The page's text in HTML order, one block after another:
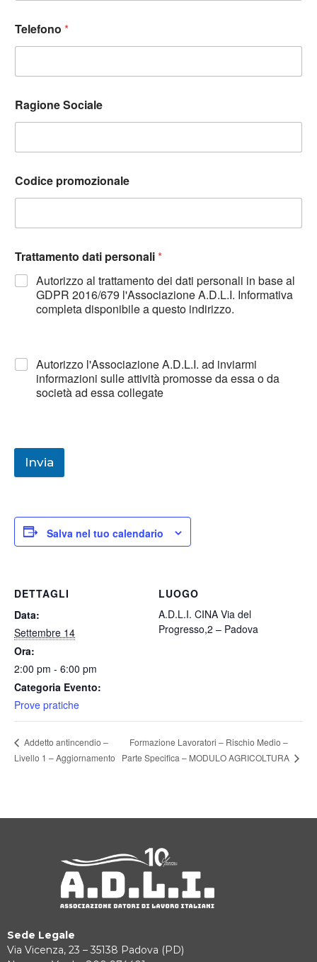
Telefono *
Ragione Sociale
Codice promozionale
Trattamento dati personali*
Autorizzo al trattamento dei dati personali in base al
GDPR 2016/679 l'Associazione A.D.L.I. Informativa
completa disponibile a questo indirizzo.
Autorizzo l'Associazione A.D.L.I. ad inviarmi
informazioni sulle attività promosse da essa o da
società ad essa collegate
Invia
Salva nel tuo calendario
DETTAGLI
Data:
Settembre 14
Ora:
2:00 pm - 6:00 pm
Categoria Evento:
Prove pratiche
LUOGO
A.D.L.I. CINA Via del
Progresso,2 – Padova
Addetto antincendio –
Livello 1 – Aggiornamento
Formazione Lavoratori – Rischio Medio –
Parte Specifica – MODULO AGRICOLTURA
Sede Legale
Via Vicenza, 23 – 35138 Padova (PD)